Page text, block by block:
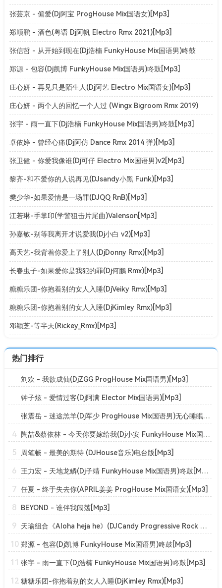
张芸京 - 偏爱(Dj阿宝 ProgHouse Mix国语女)[Mp3]
郑顺鹏 - 酒色(粤语 Dj阿帆 Electro Rmx 2021)[Mp3]
张信哲 - 从开始到现在(Dj浩楠 FunkyHouse Mix国语男)咚鼓
[Mp3]
郑源 - 包容(Dj凯博 FunkyHouse Mix国语男)咚鼓[Mp3]
庄心妍 - 再见只是陌生人(Dj阿艺 Electro Mix国语女)[Mp3]
庄心妍 - 两个人的回忆一个人过 (Wingx Bigroom Rmx 2019)
[Mp3]
张宇 - 雨一直下(Dj浩楠 FunkyHouse Mix国语男)咚鼓[Mp3]
卓依婷 - 曾经心痛(Dj阿仿 Dance Rmx 2014 弹)[Mp3]
张卫健 - 你爱我像谁(Dj可仔 Electro Mix国语男)v2[Mp3]
黎齐-和不爱你的人说再见(DJsandy小黑 Funk)[Mp3]
樊少华-如果爱情是一场罪(DJQQ RnB)[Mp3]
江若琳-手掌印(学警狙击片尾曲)Valenson[Mp3]
孙嘉敏-别等我离开才说爱我(Dj小白 v2)[Mp3]
高天艺-我背着你爱上了别人(DjDonny Rmx)[Mp3]
长春虫子-如果爱你是我犯的罪(Dj何鹏 Rmx)[Mp3]
糖糖乐团-你抱着别的女人入睡(DjVeiky Rmx)[Mp3]
糖糖乐团-你抱着别的女人入睡(DjKimley Rmx)[Mp3]
邓颖芝-等半天(Rickey_Rmx)[Mp3]
热门排行
刘欢 - 我欲成仙(DjZGG ProgHouse Mix国语男)[Mp3]
钟子炫 - 爱情过客(Dj阿满 Elector Mix国语男)[Mp3]
张震岳 - 迷途羔羊(Dj军少 ProgHouse Mix国语男)无心睡眠鼓v2[Mp3]
4 陶喆&蔡依林 - 今天你要嫁给我(Dj小安 FunkyHouse Mix国语合唱)咚鼓[Mp3]
5 周笔畅 - 最美的期待 (DJHouse音乐)电台版[Mp3]
6 王力宏 - 天地龙鳞(Dj子靖 FunkyHouse Mix国语男)咚鼓[Mp3]
7 任夏 - 终于失去你(APRIL姜姜 ProgHouse Mix国语女)[Mp3]
8 BEYOND - 谁伴我闯荡[Mp3]
9 天瑜组合《Aloha heja he》(DJCandy Progressive Rock Mix 粤语)(20220809224047)[Mp3]
10 郑源 - 包容(Dj凯博 FunkyHouse Mix国语男)咚鼓[Mp3]
11 张宇 - 雨一直下(Dj浩楠 FunkyHouse Mix国语男)咚鼓[Mp3]
12 糖糖乐团-你抱着别的女人入睡(DjKimley Rmx)[Mp3]